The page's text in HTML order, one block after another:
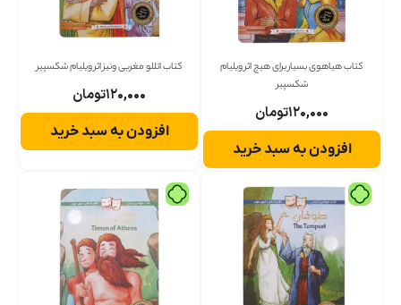
کتاب هیاهوی بسیار برای هیچ اثر ویلیام
شکسپیر
۱۲۰,۰۰۰تومان
افزودن به سبد خرید
کتاب اتللو مغربی ونیز اثر ویلیام شکسپیر
۱۲۰,۰۰۰تومان
افزودن به سبد خرید